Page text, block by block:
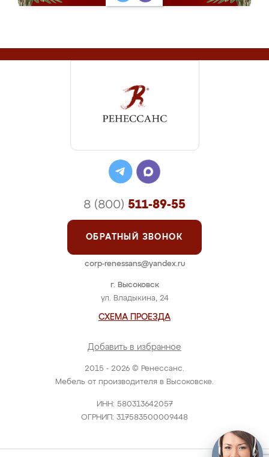
2015 - 2026 © Ренессанс.
Мебель от производителя в Высоковске.
ИНН: 580313642057
ОГРНИП: 317583500009448
г. Высоковск
ул. Владыкина, 24
СХЕМА ПРОЕЗДА
Добавить в избранное
8 (800) 511-89-55
ОБРАТНЫЙ ЗВОНОК
corp-renessans@yandex.ru